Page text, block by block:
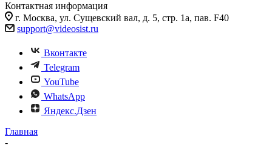
Контактная информация
г. Москва, ул. Сущевский вал, д. 5, стр. 1а, пав. F40
support@videosist.ru
Вконтакте
Telegram
YouTube
WhatsApp
Яндекс.Дзен
Главная
-